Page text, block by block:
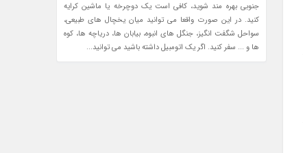
جنوبی بهره مند شوید، کافی است یک دوچرخه یا ماشین کرایه
کنید. در این صورت واقعا می توانید میان یخچال های طبیعی،
سواحل شگفت انگیز، جنگل های انبوه، بیابان ها، دریاچه ها، کوه
ها و ... سفر کنید. اگر یک اتومبیل داشته باشید می توانید...